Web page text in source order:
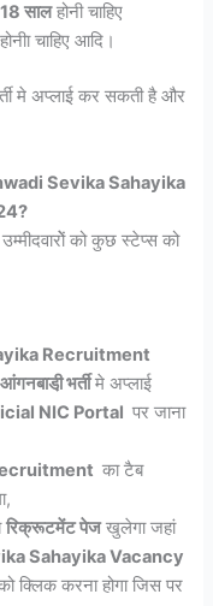
सालहोनी चाहिए
चाहिए आदि।
मे अप्लाई कर सकती है और
Sevika Sahayika
?
को कुछ स्टेप्स को
Recruitment
आंगनबाडी़ भर्तीमे अप्लाई
NIC Portal पर जाना
का टैब
रिक्रूटमेंट पेजखुलेगा जहां
Sahayika Vacancy
क्लिक करना होगा जिस पर